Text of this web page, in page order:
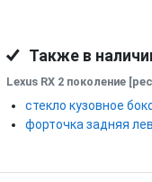
Также в
Lexus RX 2 поколение
стекло кузовное
форточка задняя